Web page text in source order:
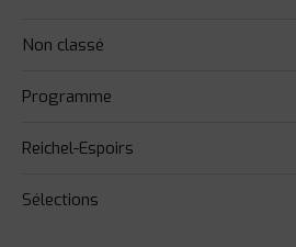
Non classé
Programme
Reichel-Espoirs
Sélections